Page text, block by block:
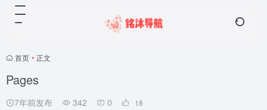
首页 • 正文
Pages
7年前发布 342 0 18